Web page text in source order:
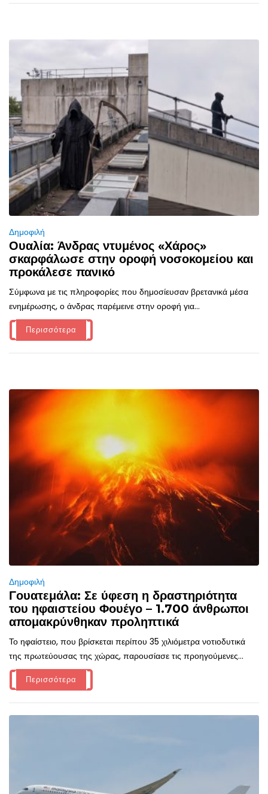
Δημοφιλή
Ουαλία: Άνδρας ντυμένος «Χάρος»
σκαρφάλωσε στην οροφή νοσοκομείου και
προκάλεσε πανικό
Σύμφωνα με τις πληροφορίες που δημοσίευσαν βρετανικά μέσα
ενημέρωσης, ο άνδρας παρέμεινε στην οροφή για...
Περισσότερα
Δημοφιλή
Γουατεμάλα: Σε ύφεση η δραστηριότητα
του ηφαιστείου Φουέγο – 1.700 άνθρωποι
απομακρύνθηκαν προληπτικά
Το ηφαίστειο, που βρίσκεται περίπου 35 χιλιόμετρα νοτιοδυτικά
της πρωτεύουσας της χώρας, παρουσίασε τις προηγούμενες...
Περισσότερα